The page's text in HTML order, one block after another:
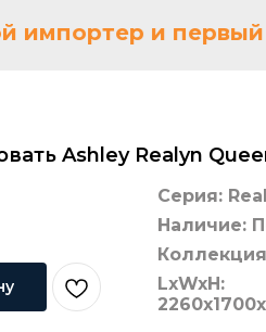
и первый
Ashley Realyn
Серия:
Наличие:
LxWxH: